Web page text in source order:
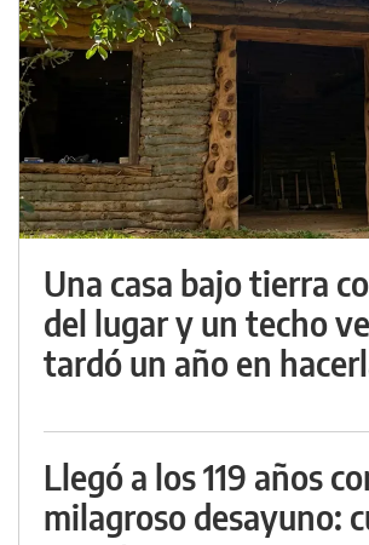
Una casa bajo tierra
del lugar y un techo
tardó un año en
Llegó a los 119 años
milagroso desayuno: